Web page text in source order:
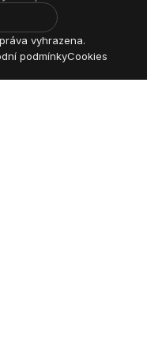
vyhrazena.
podmínkyCookies